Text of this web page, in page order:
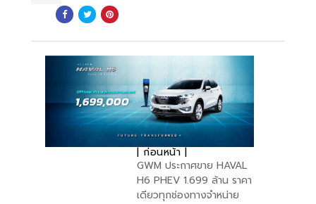
| ก่อนหน้า |
GWM ประกาศขาย HAVAL
H6 PHEV 1.699 ล้าน ราคา
เดียวทุกช่องทางจำหน่าย